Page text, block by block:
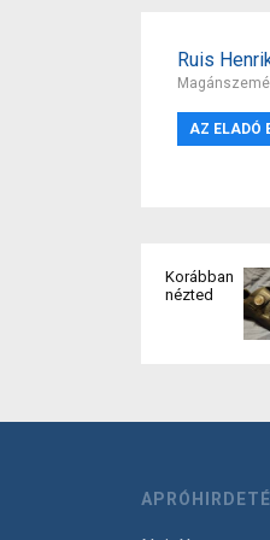
Ruis
AZ ELADÓ
Korábban
nézted